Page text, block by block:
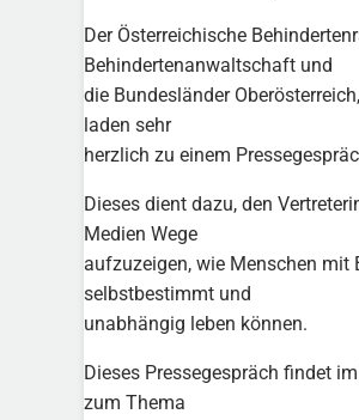
Der Österreichische
Behindertenanwaltschaft und
die Bundesländer
laden sehr
herzlich zu einem
Dieses dient dazu, den
Medien Wege
aufzuzeigen, wie Menschen mit
selbstbestimmt und
unabhängig leben können.
Dieses Pressegespräch findet
zum Thema